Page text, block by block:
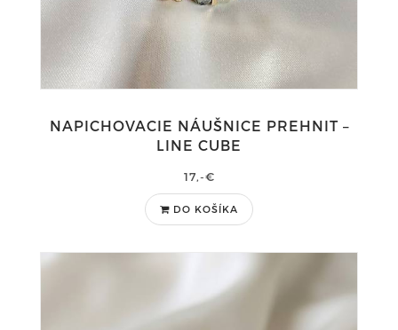
NAPICHOVACIE NÁUŠNICE PREHNIT –
LINE CUBE
17,-€
DO KOŠÍKA